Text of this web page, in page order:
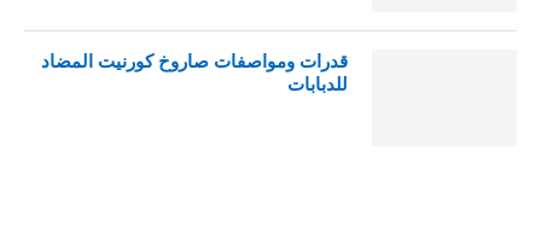
قدرات ومواصفات صاروخ كورنيت المضاد
للدبابات